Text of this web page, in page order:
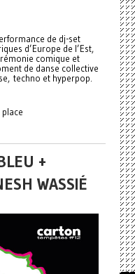
de dj-set
d’Europe de l’Est,
comique et
de danse collective
techno et hyperpop.
+
WASSIÉ